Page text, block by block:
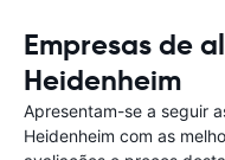
Empresas de
Heidenheim
Apresentam-se a seguir
Heidenheim com as